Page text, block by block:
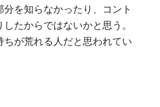
を知らなかったり、コント
たからではないかと思う。
が荒れる人だと思われてい